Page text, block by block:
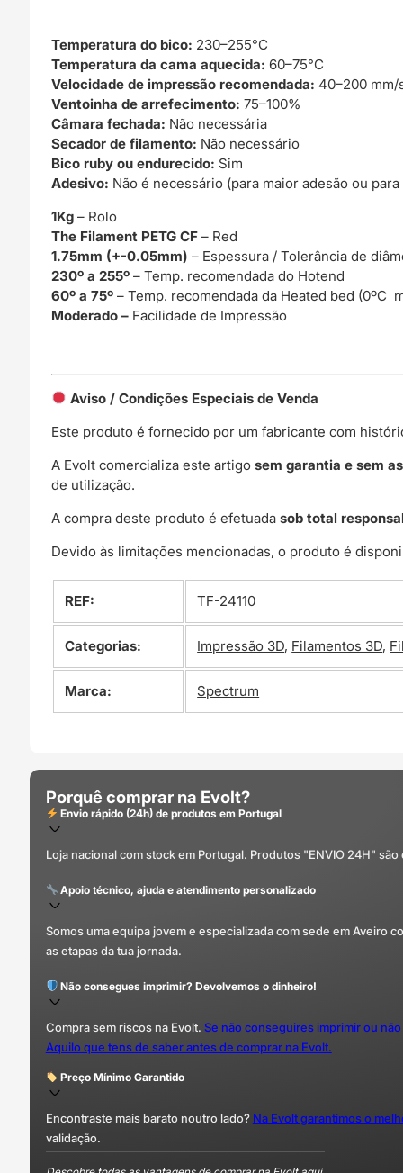
Temperatura do bico: 230–255°C
Temperatura da cama aquecida: 60–75°C
Velocidade de impressão recomendada: 40–200 mm/
Ventoinha de arrefecimento: 75–100%
Câmara fechada: Não necessária
Secador de filamento: Não necessário
Bico ruby ou endurecido: Sim
Adesivo: Não é necessário (para maior adesão ou
1Kg – Rolo
The Filament PETG CF– Red
1.75mm (+-0.05mm)– Espessura / Tolerância de
230º a 255º– Temp. recomendada do Hotend
60º a 75º– Temp. recomendada da Heated bed (0ºC
Moderado – Facilidade de Impressão
Aviso / Condições Especiais de Venda
Este produto é fornecido por um fabricante com
A Evolt comercializa este artigosem garantia e sem
de utilização.
A compra deste produto é efetuadasob total
Devido às limitações mencionadas, o produto é
REF: TF-24110
Categorias: Impressão 3D, Filamentos 3D,
Marca: Spectrum
Porquê comprar na Evolt?
Envio rápido (24h) de produtos em Portugal
Loja nacional com stock em Portugal. Produtos "ENVIO 24H"
Apoio técnico, ajuda e atendimento personalizado
Somos uma equipa jovem e especializada com sede em Aveiro
as etapas da tua jornada.
Não consegues imprimir? Devolvemos o dinheiro!
Compra sem riscos na Evolt. Se não conseguires imprimir ou
Aquilo que tens de saber antes de comprar na Evolt.
Preço Mínimo Garantido
Encontraste mais barato noutro lado? Na Evolt garantimos o
validação.